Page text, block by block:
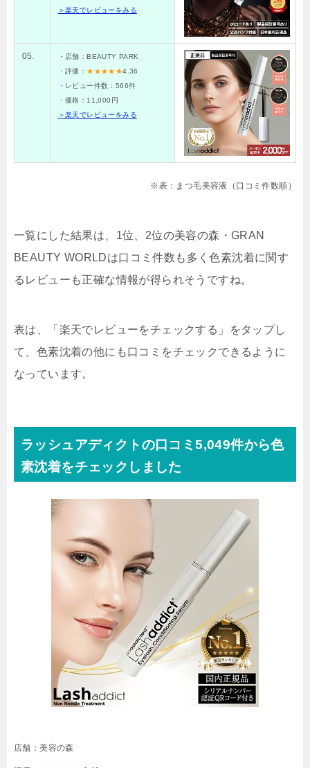
＞楽天でレビューをみる
05.
・店舗：BEAUTY PARK
・評価： ★★★★★4.36
・レビュー件数：566件
・価格：11,000円
＞楽天でレビューをみる
※表：まつ毛美容液（口コミ件数順）
一覧にした結果は、1位、2位の美容の森・GRAN
BEAUTY WORLDは口コミ件数も多く色素沈着に関す
るレビューも正確な情報が得られそうですね。
表は、「楽天でレビューをチェックする」をタップし
て、色素沈着の他にも口コミをチェックできるように
なっています。
ラッシュアディクトの口コミ5,049件から色
素沈着をチェックしました
店舗：美容の森